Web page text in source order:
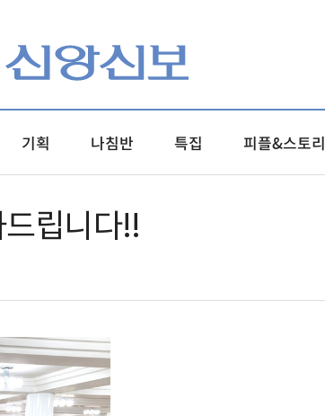
기획 나침반 특집 피플&스토리
립니다!!